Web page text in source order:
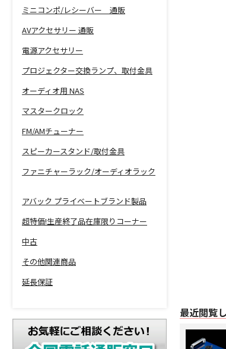
ミニコンポ/レシーバー 通販
AVアクセサリー 通販
電源アクセサリー
プロジェクター交換ランプ、取付金具
オーディオ用 NAS
マスタークロック
FM/AMチューナー
スピーカースタンド/取付金具
ファニチャーラック/オーディオラック
アバック プライベートブランド製品
超特価!生産終了品在庫限りコーナー
中古
その他関連商品
延長保証
最近閲覧